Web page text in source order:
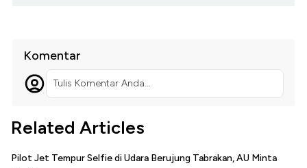
Komentar
Tulis Komentar Anda...
Related Articles
Pilot Jet Tempur Selfie di Udara Berujung Tabrakan, AU Minta